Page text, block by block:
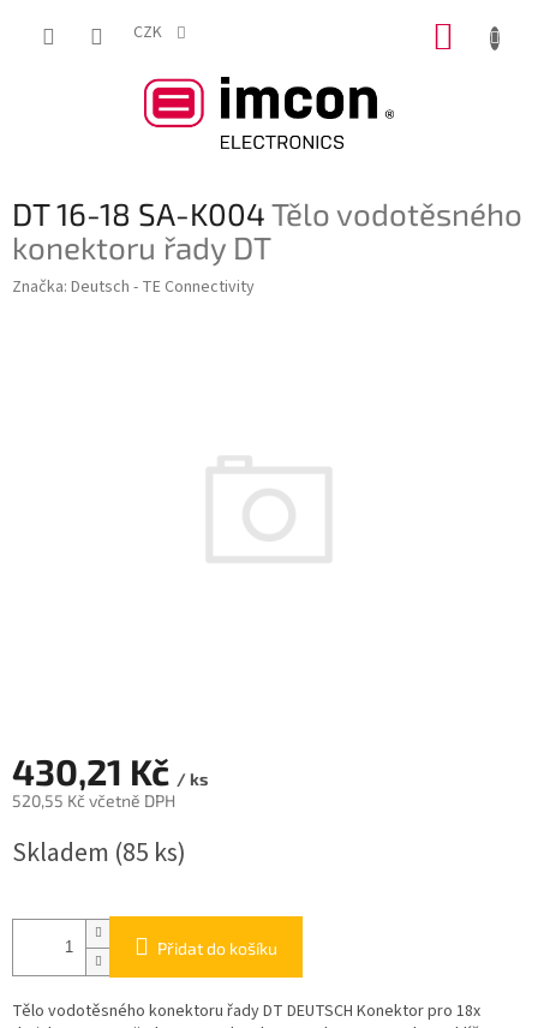
CZK
DT 16-18 SA-K004Tělo vodotěsného
konektoru řady DT
Značka: Deutsch - TE Connectivity
430,21 Kč / ks
520,55 Kč včetně DPH
cena:
Skladem (85 ks)
Přidat do košíku
Tělo vodotěsného konektoru řady DT DEUTSCH Konektor pro 18x